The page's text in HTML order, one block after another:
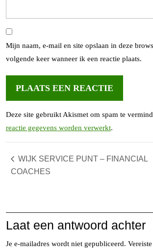
Mijn naam, e-mail en site opslaan in deze
volgende keer wanneer ik een reactie plaats.
Deze site gebruikt Akismet om spam te
reactie gegevens worden verwerkt.
WIJK SERVICE PUNT – FINANCIAL
COACHES
Laat een antwoord achter
Je e-mailadres wordt niet gepubliceerd.